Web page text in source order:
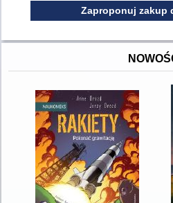
Zaproponuj zakup